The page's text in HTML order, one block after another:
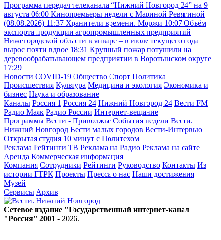
Программа передач телеканала “Нижний Новгород 24” на 9
августа 06:00 Кинопремьеры недели с Мариной Ревягиной
(08.08.2026) 11:37 Хранители времени. Моржи 10:07 Объём
экспорта продукции агропромышленных предприятий
Нижегородской области в январе – в июле текущего года
вырос почти вдвое 18:31 Крупный пожар потушили на
деревообрабатывающем предприятии в Воротынском округе
17:29
Новости COVID-19 Общество Спорт Политика
Происшествия Культура Медицина и экология Экономика и
бизнес Наука и образование
Каналы Россия 1 Россия 24 Нижний Новгород 24 Вести FM
Радио Маяк Радио России Интернет-вещание
Программы Вести - Приволжье События недели Вести.
Нижний Новгород Вести малых городов Вести-Интервью
Открытая студия 10 минут с Политехом
Реклама Рейтинги ТВ Реклама на Радио Реклама на сайте
Аренда Коммерческая информация
Компания Сотрудники Рейтинги Руководство Контакты Из
истории ГТРК Проекты Пресса о нас Наши достижения
Музей
Сервисы Архив
Сетевое издание "Государственный интернет-канал
"Россия" 2001 - 2026.